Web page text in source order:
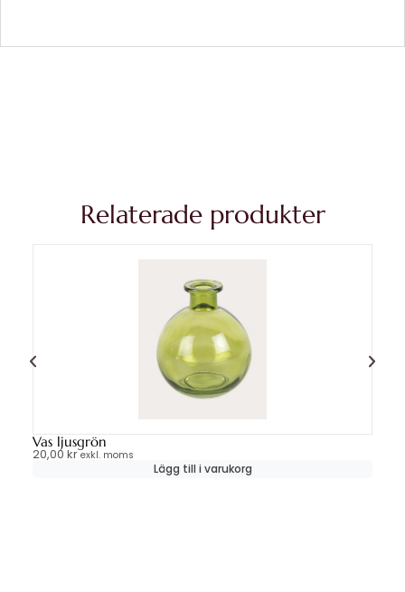
Relaterade produkter
Vas ljusgrön
20,00 kr exkl. moms
Lägg till i varukorg